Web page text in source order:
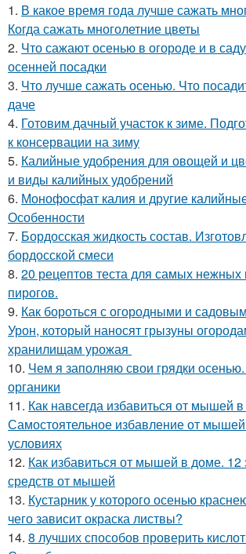
1. В какое время года лучше сажать
Когда сажать многолетние цветы
2. Что сажают осенью в огороде и в
осенней посадки
3. Что лучше сажать осенью. Что
даче
4. Готовим дачный участок к зиме.
к консервации на зиму
5. Калийные удобрения для овощей и
и виды калийных удобрений
6. Монофосфат калия и другие
Особенности
7. Бордосская жидкость состав.
бордосской смеси
8. 20 рецептов теста для самых нежных
пирогов.
9. Как бороться с огородными и
Урон, который наносят грызуны
хранилищам урожая
10. Чем я заполняю свои грядки
органики
11. Как навсегда избавиться от мышей
Самостоятельное избавление от
условиях
12. Как избавиться от мышей в доме.
средств от мышей
13. Кустарник у которого осенью
чего зависит окраска листвы?
14. 8 лучших способов проверить